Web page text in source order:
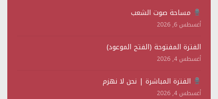
مساحة صوت الشعب
أغسطس 6, 2026
الفترة المفتوحة (الفتح الموعود)
أغسطس 4, 2026
الفترة المباشرة | نحن لا نهزم
أغسطس 4, 2026